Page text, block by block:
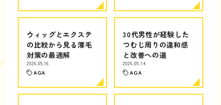
ウィッグとエクステ
の比較から見る薄毛
対策の最適解
2026.05.16
AGA
30代男性が経験した
つむじ周りの違和感
と改善への道
2026.05.14
AGA